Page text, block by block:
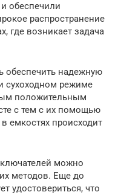
обеспечили
распространение
где возникает задача
обеспечить надежную
сухоходном режиме
положительным
с тем с их помощью
емкостях происходит
можно
методов. Еще до
удостовериться, что